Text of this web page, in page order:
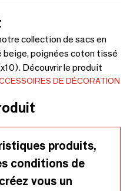
collection de sacs en
beige, poignées coton tissé
Découvrir le produit
DE DÉCORATION
produits,
conditions de
vous un